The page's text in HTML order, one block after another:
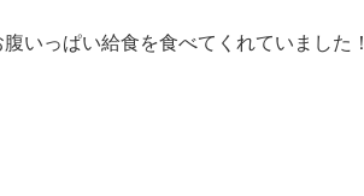
いっぱい給食を食べてくれていました！